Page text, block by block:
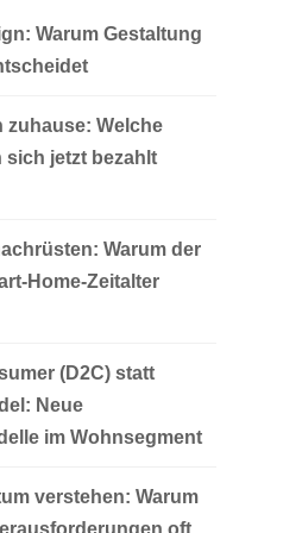
Warum Gestaltung
zuhause: Welche
sich jetzt bezahlt
Warum der
Home-Zeitalter
(D2C) statt
Neue
im Wohnsegment
verstehen: Warum
oft